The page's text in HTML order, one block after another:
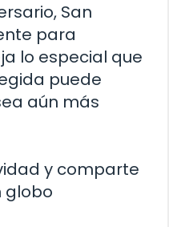
San
para
lo especial que
puede
aún más
y comparte
globo